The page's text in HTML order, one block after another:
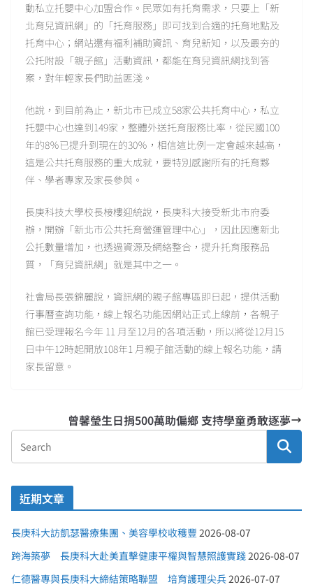
動私立托嬰中心加盟合作。民眾如有托育需求，只要上「新
北育兒資訊網」的「托育服務」即可找到合適的托育地點及
托育中心；網站還有福利補助資訊、育兒新知，以及最夯的
公托附設「親子館」活動資訊，都能在育兒資訊網找到答
案，對年輕家長們助益匪淺。
他說，到目前為止，新北市已成立58家公共托育中心，私立
托嬰中心也達到149家，整體外送托育服務比率，從民國100
年的8％已提升到現在的30％，相信這比例一定會越來越高，
這是公共托育服務的重大成就，要特別感謝所有的托育夥
伴、學者專家及家長參與。
長庚科技大學校長椄樓迎統說，長庚科大接受新北市府委
辦，開辦「新北市公共托育營運管理中心」，因此因應新北
公托數量增加，也透過資源及網絡整合，提升托育服務品
質，「育兒資訊網」就是其中之一。
社會局長張錦麗說，資訊網的親子館專區即日起，提供活動
行事曆查詢功能，線上報名功能因網站正式上線前，各親子
館已受理報名今年 11 月至12月的各項活動，所以將從12月15
日中午12時起開放108年1 月親子館活動的線上報名功能，請
家長留意。
曾馨瑩生日捐500萬助偏鄉 支持學童勇敢逐夢
近期文章
長庚科大訪凱瑟醫療集團、美容學校收穫豐 2026-08-07
跨海築夢 長庚科大赴美直擊健康平權與智慧照護實踐2026-08-07
仁德醫專與長庚科大締結策略聯盟 培育護理尖兵2026-07-07